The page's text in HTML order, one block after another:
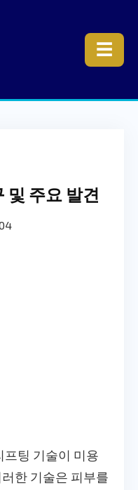
☰
및 주요 발견
프팅 기술이 미용
한 기술은 피부를